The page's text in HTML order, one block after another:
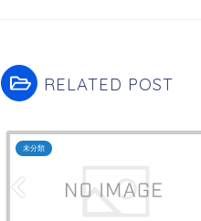
RELATED POST
未分類